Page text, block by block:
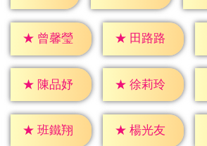
★ 曾馨瑩 ★ 田路路
★ 陳品妤 ★ 徐莉玲
★ 班鐵翔 ★ 楊光友